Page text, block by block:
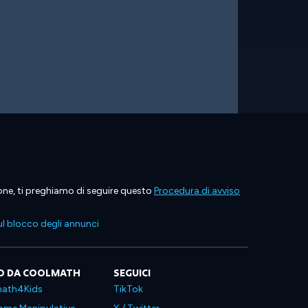
ti preghiamo di seguire questo Procedura di avviso
blocco degli annunci
DA COOLMATH SEGUICI
TikTok